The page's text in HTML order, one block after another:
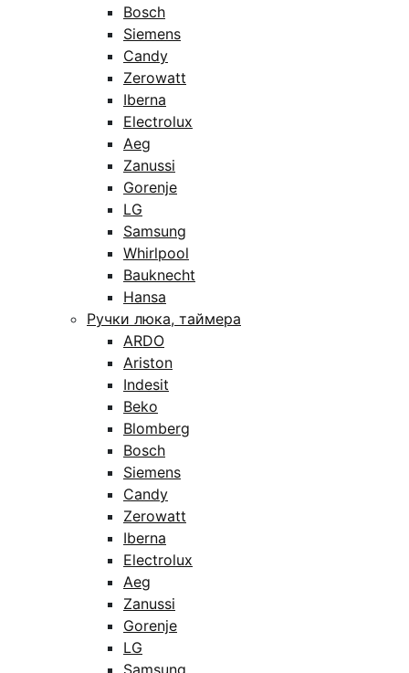
Bosch
Siemens
Candy
Zerowatt
Iberna
Electrolux
Aeg
Zanussi
Gorenje
LG
Samsung
Whirlpool
Bauknecht
Hansa
Ручки люка, таймера
ARDO
Ariston
Indesit
Beko
Blomberg
Bosch
Siemens
Candy
Zerowatt
Iberna
Electrolux
Aeg
Zanussi
Gorenje
LG
Samsung